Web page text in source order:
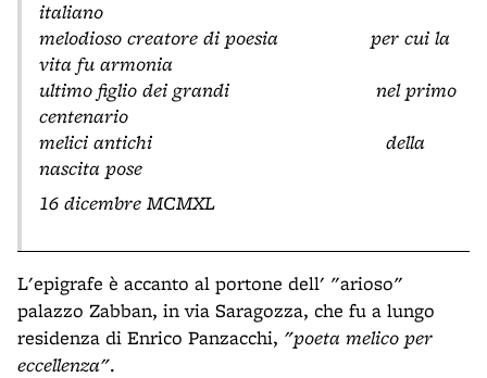
italiano
melodioso creatore di poesia per cui la
vita fu armonia
ultimo figlio dei grandi nel primo
centenario
melici antichi della
nascita pose
16 dicembre MCMXL
L'epigrafe è accanto al portone dell' "arioso"
palazzo Zabban, in via Saragozza, che fu a lungo
residenza di Enrico Panzacchi, "poeta melico per
eccellenza".